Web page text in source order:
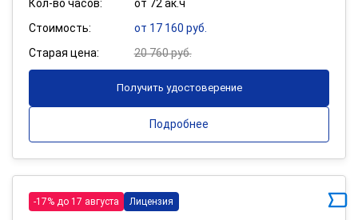
Кол-во часов:
от 72 ак.ч
Стоимость:
от 17 160 руб.
Старая цена:
20 760 руб.
Получить удостоверение
Подробнее
-17% до 17 августа Лицензия